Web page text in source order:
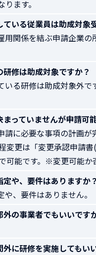
ます。
ている従業員は助成対象
用関係を結ぶ申請企業
修は助成対象ですか？
いる研修は助成対象外で
っていませんが申請可
請に必要な事項の計画
変更は「変更承認申請
可能です。※変更可能か
や、要件はありますか？
や、要件はありません。
の事業者でもいいです
に研修を実施してもい